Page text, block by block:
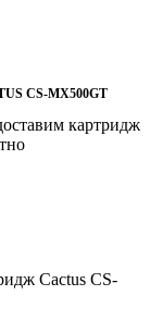
CS-MX500GT
картридж
Cactus CS-